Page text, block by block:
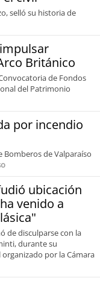
selló su historia de
Británico
de Fondos
del Patrimonio
por incendio
Bomberos de Valparaíso
ubicación
venido a
de disculparse con la
durante su
por la Cámara